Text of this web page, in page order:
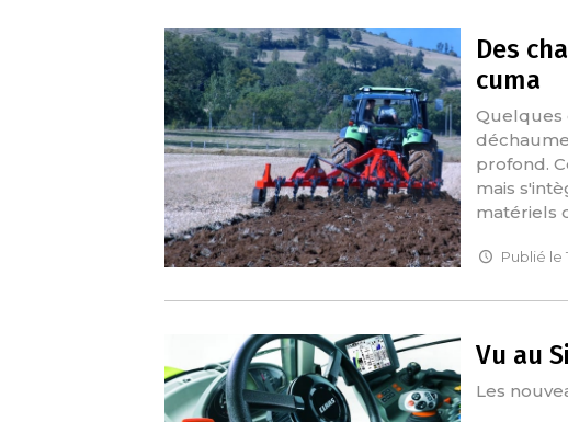
Des
cuma
Quelques
profond.
mais
matériels
Publié le
Vu au
Les